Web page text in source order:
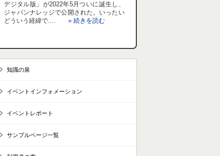
デジタル版」が2022年5月ついに誕生し、
ジャパンナレッジで公開された。いったい
どういう経緯で....» 続きを読む
知識の泉
イベントインフォメーション
イベントレポート
サンプルページ一覧